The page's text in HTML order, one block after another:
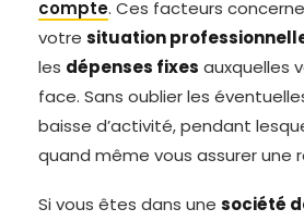
compte. Ces facteurs
votre situation
les dépenses fixes auxquelles
face. Sans oublier les
baisse d’activité, pendant
quand même vous assurer une
Si vous êtes dans une société